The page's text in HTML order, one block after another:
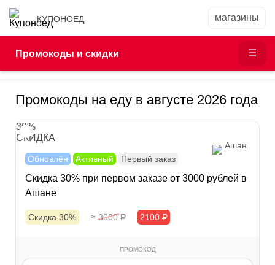
КУПОНОЕД
Промокоды и скидки
Промокоды на еду в августе 2026 года
30%
СКИДКА
Ашан
Обновлён
Активный Первый заказ
Скидка 30% при первом заказе от 3000 рублей в
Ашане
Скидка 30% ≈ 3000Р 2100 Р
ПРОМОКОД